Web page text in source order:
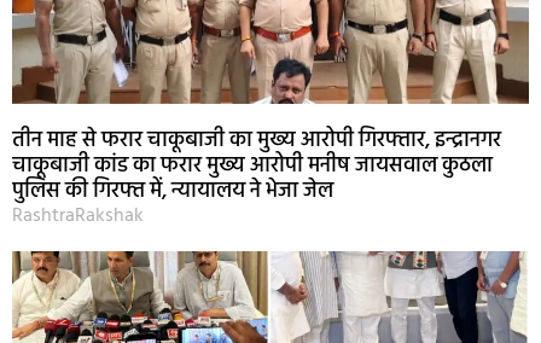
तीन माह से फरार चाकूबाजी का मुख्य आरोपी गिरफ्तार, इन्द्रानगर
चाकूबाजी कांड का फरार मुख्य आरोपी मनीष जायसवाल कुठला
पुलिस की गिरफ्त में, न्यायालय ने भेजा जेल
RashtraRakshak